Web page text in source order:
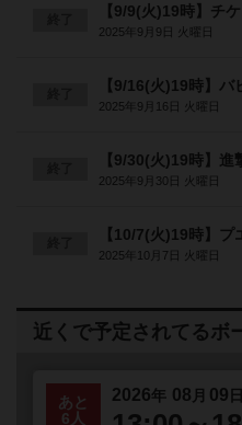
【9/9(火)19時】チ
2025年9月9日 火曜日
【9/16(火)19時】
2025年9月16日 火曜日
【9/30(火)19時】
2025年9月30日 火曜日
【10/7(火)19時】
2025年10月7日 火曜日
近くで予定されてるボ
あと
6人
2026年 08 月 09 日